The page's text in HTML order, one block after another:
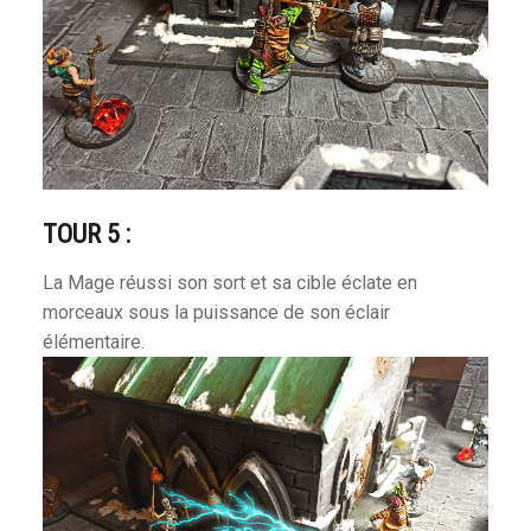
& Heroes
TOUR 5 :
La Mage réussi son sort et sa cible éclate en
morceaux sous la puissance de son éclair
élémentaire.